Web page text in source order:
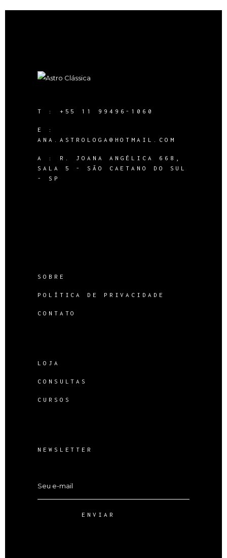
T : +55 11 99496-1060
E :
ANA.ASTROLOGA@HOTMAIL.COM
A :
R. JOANA ANGÉLICA 668,
SALA 5 - SÃO CAETANO DO SUL
- SP
SOBRE
POLÍTICA DE PRIVACIDADE
CONTATO
LOJA
CONSULTAS
CURSOS
NEWSLETTER
ENVIAR